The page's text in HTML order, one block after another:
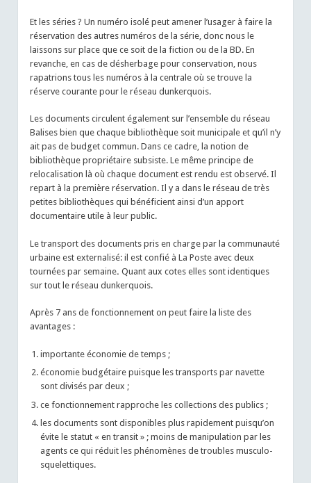
Et les séries ? Un numéro isolé peut amener l’usager à faire la
réservation des autres numéros de la série, donc nous le
laissons sur place que ce soit de la fiction ou de la BD. En
revanche, en cas de désherbage pour conservation, nous
rapatrions tous les numéros à la centrale où se trouve la
réserve courante pour le réseau dunkerquois.
Les documents circulent également sur l’ensemble du réseau
Balises bien que chaque bibliothèque soit municipale et qu’il n’y
ait pas de budget commun. Dans ce cadre, la notion de
bibliothèque propriétaire subsiste. Le même principe de
relocalisation là où chaque document est rendu est observé. Il
repart à la première réservation. Il y a dans le réseau de très
petites bibliothèques qui bénéficient ainsi d’un apport
documentaire utile à leur public.
Le transport des documents pris en charge par la communauté
urbaine est externalisé: il est confié à La Poste avec deux
tournées par semaine.Quant aux cotes elles sont identiques
sur tout le réseau dunkerquois.
Après 7 ans de fonctionnement on peut faire la liste des
avantages :
importante économie de temps ;
économie budgétaire puisque les transports par navette
sont divisés par deux ;
ce fonctionnement rapproche les collections des publics ;
les documents sont disponibles plus rapidement puisqu’on
évite le statut « en transit » ; moins de manipulation par les
agents ce qui réduit les phénomènes de troubles musculo-
squelettiques.